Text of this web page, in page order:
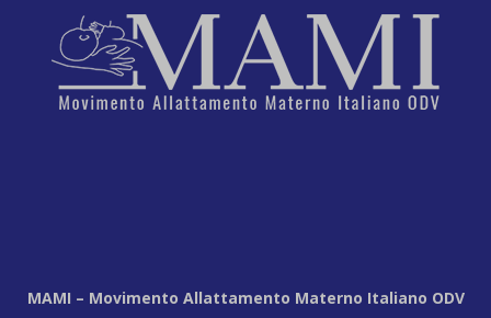
MAMI – Movimento Allattamento Materno Italiano ODV